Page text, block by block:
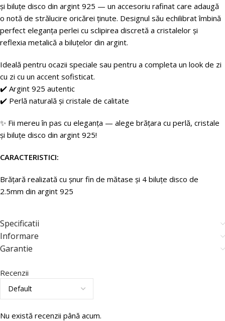
și biluțe disco din argint 925 — un accesoriu rafinat care adaugă
o notă de strălucire oricărei ținute. Designul său echilibrat îmbină
perfect eleganța perlei cu sclipirea discretă a cristalelor și
reflexia metalică a biluțelor din argint.
Ideală pentru ocazii speciale sau pentru a completa un look de zi
cu zi cu un accent sofisticat.
✔️ Argint 925 autentic
✔️ Perlă naturală și cristale de calitate
✨ Fii mereu în pas cu eleganța — alege brățara cu perlă, cristale
și biluțe disco din argint 925!
CARACTERISTICI:
Brățară realizată cu șnur fin de mătase și 4 biluțe disco de
2.5mm din argint 925
Specificatii
Informare
Garantie
Recenzii
Nu există recenzii până acum.